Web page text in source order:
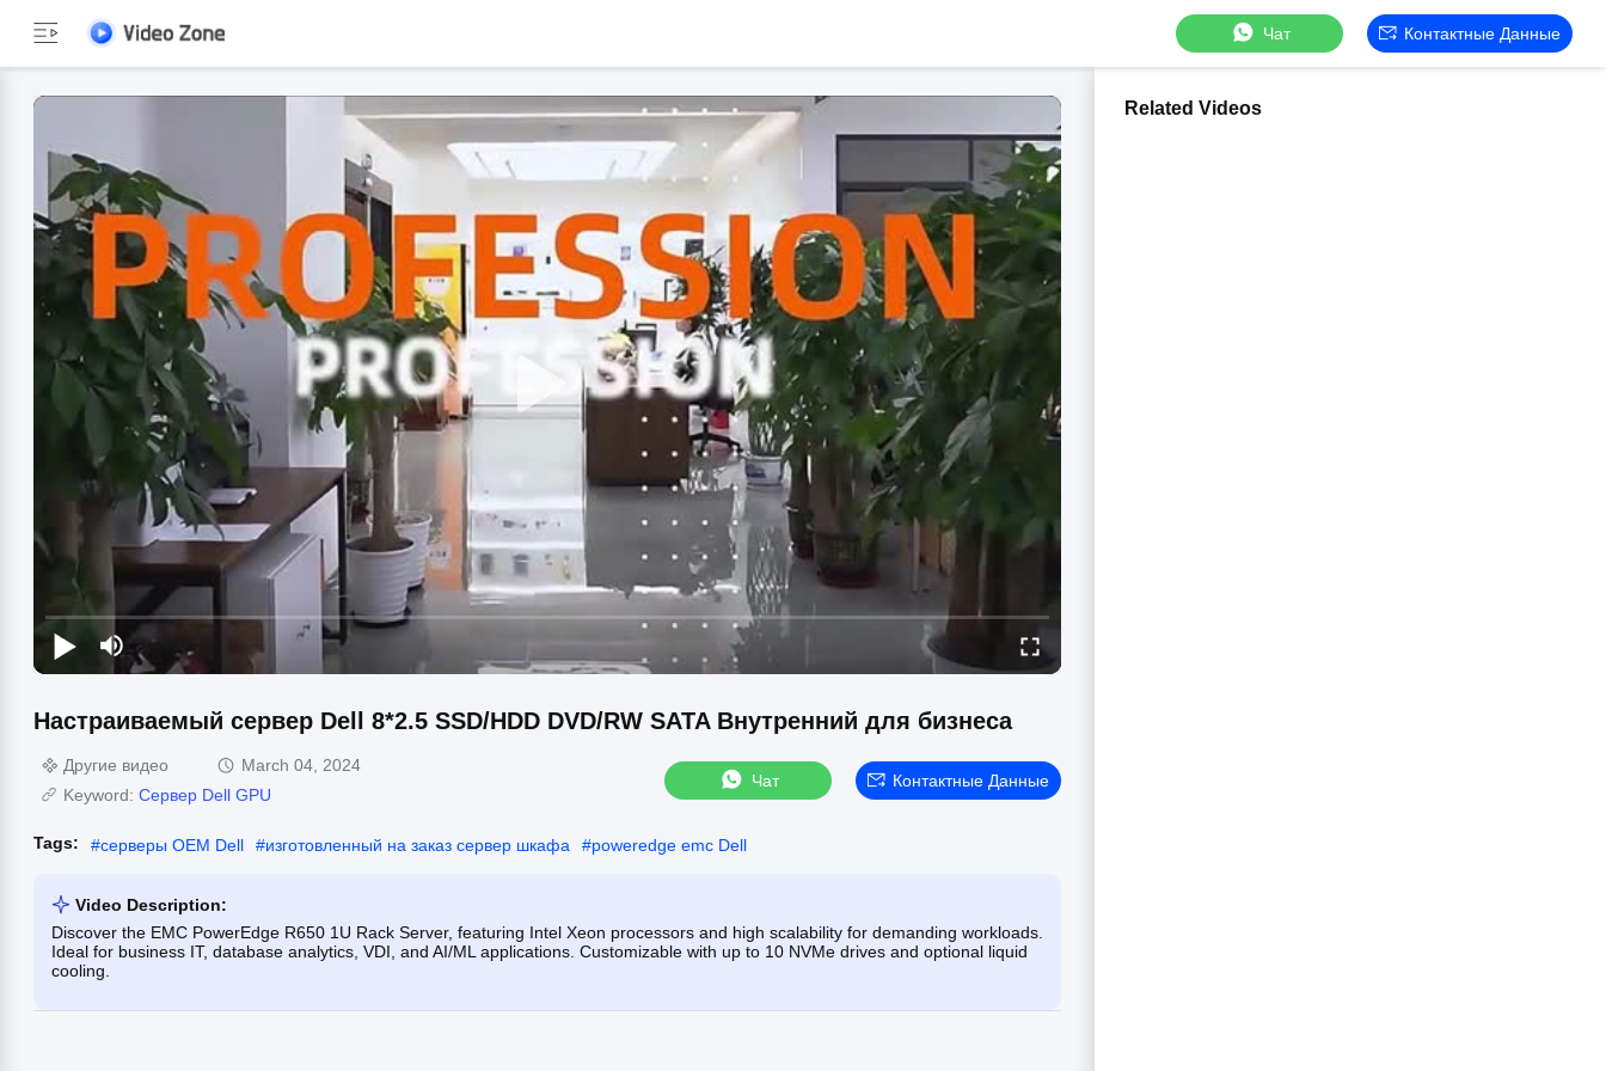
Чат Контактные Данные
Настраиваемый сервер Dell 8*2.5 SSD/HDD DVD/RW SATA Внутренний для бизнеса
Другие видео
March 04, 2024
Keyword: Сервер Dell GPU
Чат Контактные Данные
Tags: #серверы OEM Dell #изготовленный на заказ сервер шкафа #poweredge emc Dell
Video Description:
Discover the EMC PowerEdge R650 1U Rack Server, featuring Intel Xeon processors and high scalability for demanding workloads.
Ideal for business IT, database analytics, VDI, and AI/ML applications. Customizable with up to 10 NVMe drives and optional liquid
cooling.
Related Videos